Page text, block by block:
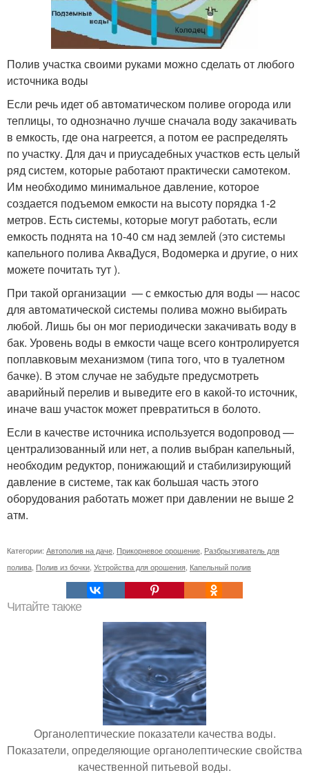
Полив участка своими руками можно сделать от любого
источника воды
Если речь идет об автоматическом поливе огорода или
теплицы, то однозначно лучше сначала воду закачивать
в емкость, где она нагреется, а потом ее распределять
по участку. Для дач и приусадебных участков есть целый
ряд систем, которые работают практически самотеком.
Им необходимо минимальное давление, которое
создается подъемом емкости на высоту порядка 1-2
метров. Есть системы, которые могут работать, если
емкость поднята на 10-40 см над землей (это системы
капельного полива АкваДуся, Водомерка и другие, о них
можете почитать тут ).
При такой организации — с емкостью для воды — насос
для автоматической системы полива можно выбирать
любой. Лишь бы он мог периодически закачивать воду в
бак. Уровень воды в емкости чаще всего контролируется
поплавковым механизмом (типа того, что в туалетном
бачке). В этом случае не забудьте предусмотреть
аварийный перелив и выведите его в какой-то источник,
иначе ваш участок может превратиться в болото.
Если в качестве источника используется водопровод —
централизованный или нет, а полив выбран капельный,
необходим редуктор, понижающий и стабилизирующий
давление в системе, так как большая часть этого
оборудования работать может при давлении не выше 2
атм.
Категории: Автополив на даче Прикорневое орошение Разбрызгиватель для
полива Полив из бочки Устройства для орошения Капельный полив
Читайте также
Органолептические показатели качества воды.
Показатели, определяющие органолептические свойства
качественной питьевой воды.